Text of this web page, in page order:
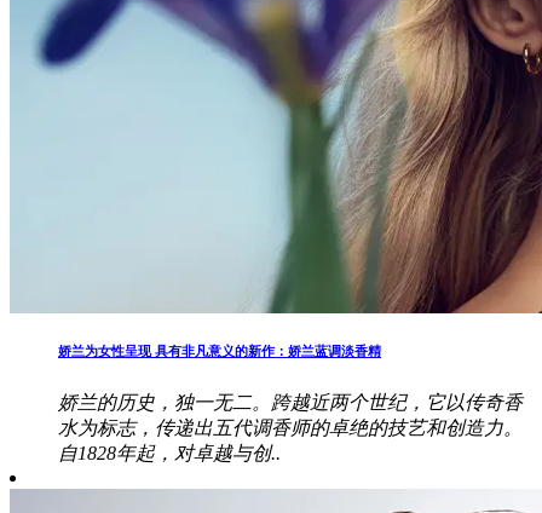
娇兰为女性呈现 具有非凡意义的新作：娇兰蓝调淡香精
娇兰的历史，独一无二。跨越近两个世纪，它以传奇香
水为标志，传递出五代调香师的卓绝的技艺和创造力。
自1828年起，对卓越与创..